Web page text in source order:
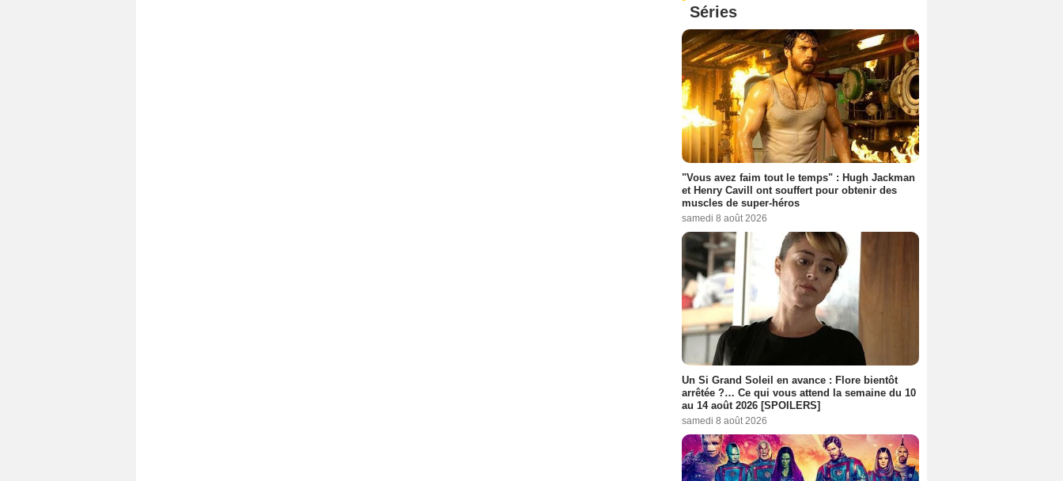
Séries
"Vous avez faim tout le temps" : Hugh Jackman
et Henry Cavill ont souffert pour obtenir des
muscles de super-héros
samedi 8 août 2026
Un Si Grand Soleil en avance : Flore bientôt
arrêtée ?… Ce qui vous attend la semaine du 10
au 14 août 2026 [SPOILERS]
samedi 8 août 2026